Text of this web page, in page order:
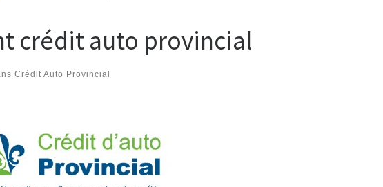
crédit auto provincial
Crédit Auto Provincial